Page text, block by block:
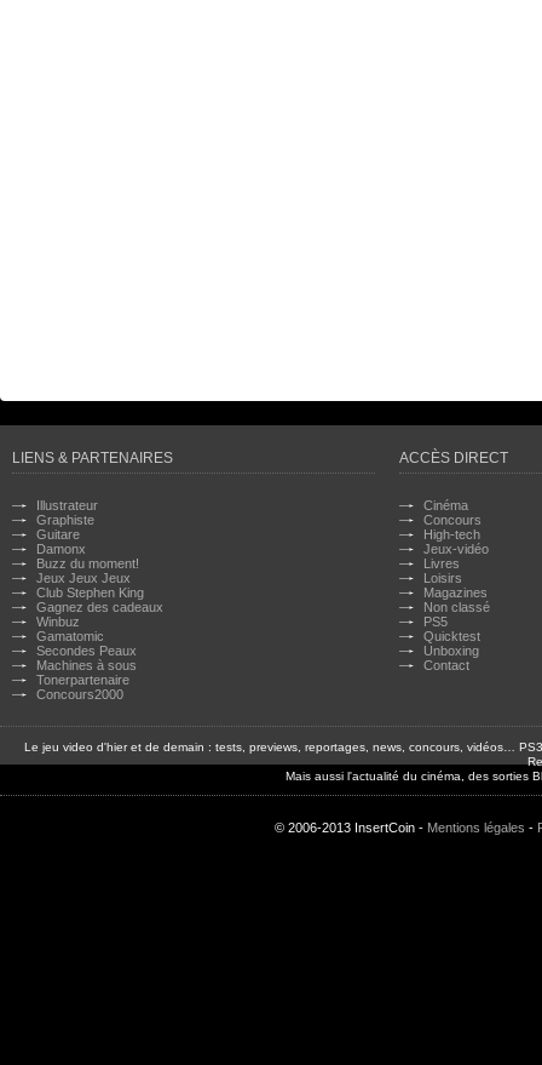
LIENS & PARTENAIRES
Illustrateur
Graphiste
Guitare
Damonx
Buzz du moment!
Jeux Jeux Jeux
Club Stephen King
Gagnez des cadeaux
Winbuz
Gamatomic
Secondes Peaux
Machines à sous
Tonerpartenaire
Concours2000
ACCÈS DIRECT
Cinéma
Concours
High-tech
Jeux-vidéo
Livres
Loisirs
Magazines
Non classé
PS5
Quicktest
Unboxing
Contact
Le jeu video d'hier et de demain : tests, previews, reportages, news, concours, vidéos…
Mais aussi l'actualité du cinéma, des sorties
© 2006-2013 InsertCoin - Mentions légales -